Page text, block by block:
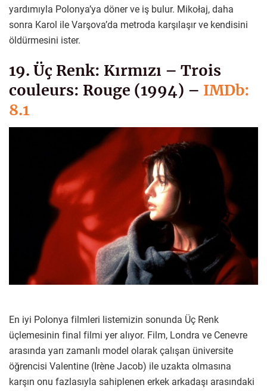
yardımıyla Polonya’ya döner ve iş bulur. Mikołaj, daha
sonra Karol ile Varşova’da metroda karşılaşır ve kendisini
öldürmesini ister.
19. Üç Renk: Kırmızı – Trois
couleurs: Rouge (1994) – IMDb:
8.1
En iyi Polonya filmleri listemizin sonunda Üç Renk
üçlemesinin final filmi yer alıyor. Film, Londra ve Cenevre
arasında yarı zamanlı model olarak çalışan üniversite
öğrencisi Valentine (Irène Jacob) ile uzakta olmasına
karşın onu fazlasıyla sahiplenen erkek arkadaşı arasındaki